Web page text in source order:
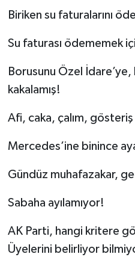
Biriken su faturalarını
Su faturası ödememek
Borusunu Özel
kakalamış!
Afi, caka, çalım,
Mercedes’ine binince
Gündüz muhafazakar,
Sabaha ayılamıyor!
AK Parti, hangi kritere
Üyelerini belirliyor